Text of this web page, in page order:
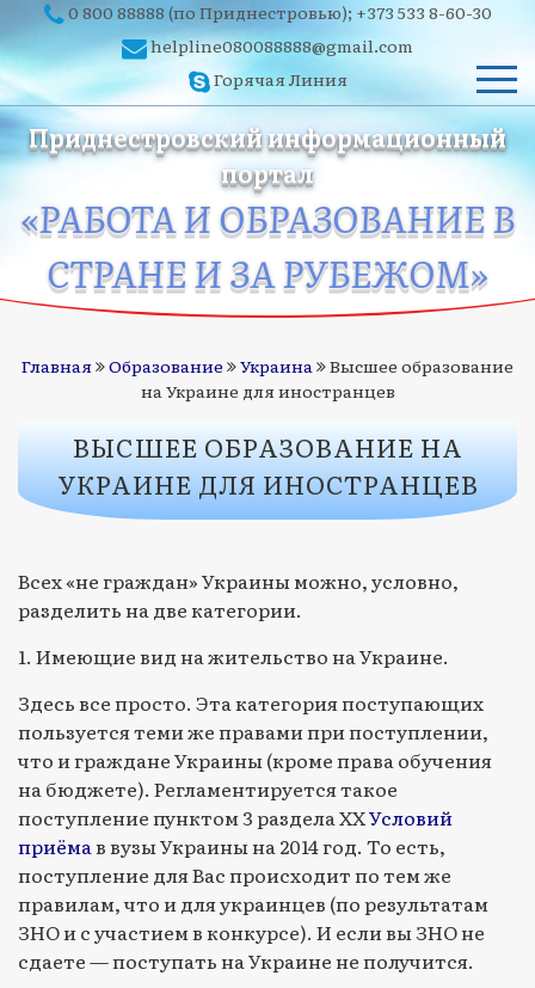
0 800 88888 (по Приднестровью); +373 533 8-60-30
helpline080088888@gmail.com
Горячая Линия
Приднестровский информационный
портал
«РАБОТА И ОБРАЗОВАНИЕ В
СТРАНЕ И ЗА РУБЕЖОМ»
Главная Образование Украина
Высшее образование
на Украине для иностранцев
ВЫСШЕЕ ОБРАЗОВАНИЕ НА
УКРАИНЕ ДЛЯ ИНОСТРАНЦЕВ
Всех «не граждан» Украины можно, условно,
разделить на две категории.
1. Имеющие вид на жительство на Украине.
Здесь все просто. Эта категория поступающих
пользуется теми же правами при поступлении,
что и граждане Украины (кроме права обучения
на бюджете). Регламентируется такое
поступление пунктом 3 раздела ХХУсловий
приёмав вузы Украины на 2014 год. То есть,
поступление для Вас происходит по тем же
правилам, что и для украинцев (по результатам
ЗНО и с участием в конкурсе). И если вы ЗНО не
сдаете — поступать на Украине не получится.